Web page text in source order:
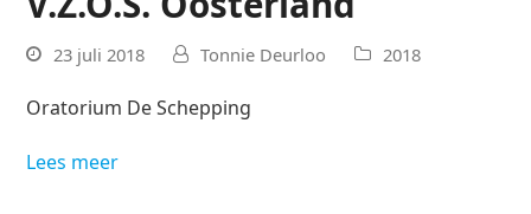
23 juli 2018 Tonnie Deurloo 2018
Oratorium De Schepping
Lees meer